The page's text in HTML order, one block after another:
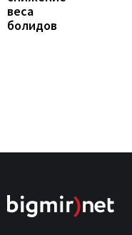
веса
болидов